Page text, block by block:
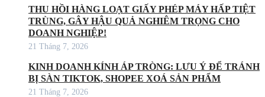
THU HỒI HÀNG LOẠT GIẤY PHÉP MÁY HẤP TIỆT
TRÙNG, GÂY HẬU QUẢ NGHIÊM TRỌNG CHO
DOANH NGHIỆP!
21 Tháng 7, 2026
KINH DOANH KÍNH ÁP TRÒNG: LƯU Ý ĐỂ TRÁNH
BỊ SÀN TIKTOK, SHOPEE XOÁ SẢN PHẨM
21 Tháng 7, 2026